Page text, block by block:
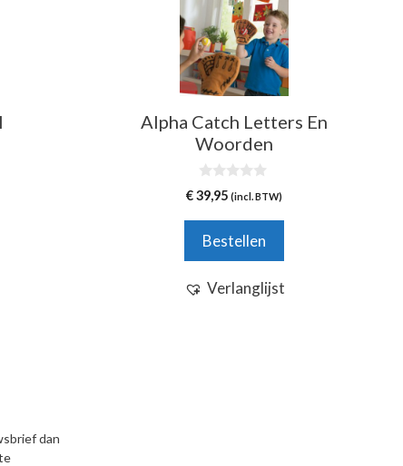
Alpha Catch Letters En
Woorden
0
v
5
€39,95 (incl. BTW)
Bestellen
Verlanglijst
dan